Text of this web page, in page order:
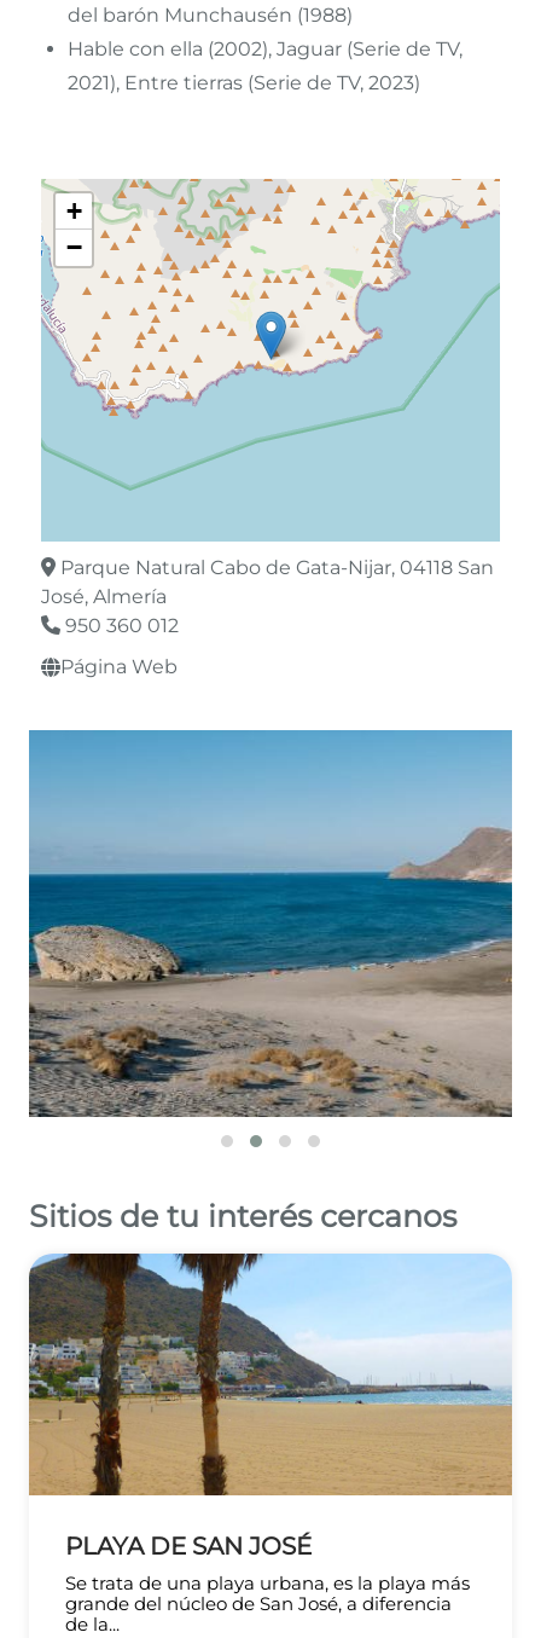
del barón Munchausén (1988)
Hable con ella (2002), Jaguar (Serie de TV,
2021), Entre tierras (Serie de TV, 2023)
+
−
contributors
Parque Natural Cabo de Gata-Nijar, 04118 San
José, Almería
950 360 012
Página Web
Sitios de tu interés cercanos
PLAYA DE SAN JOSÉ
Se trata de una playa urbana, es la playa más
grande del núcleo de San José, a diferencia
de la...